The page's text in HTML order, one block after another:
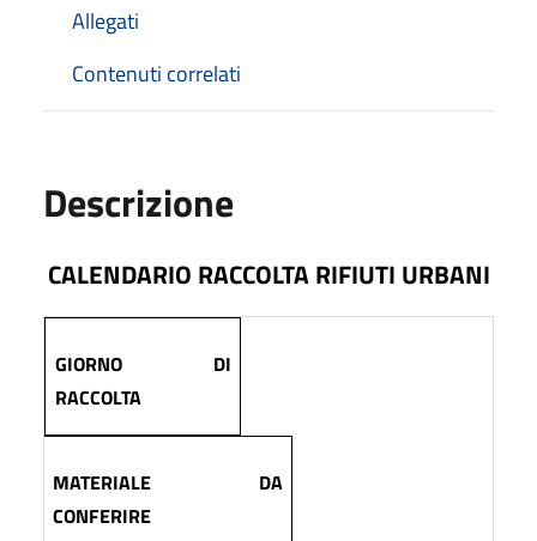
Allegati
Contenuti correlati
Descrizione
CALENDARIO RACCOLTA RIFIUTI URBANI
GIORNO DI
RACCOLTA
MATERIALE DA
CONFERIRE